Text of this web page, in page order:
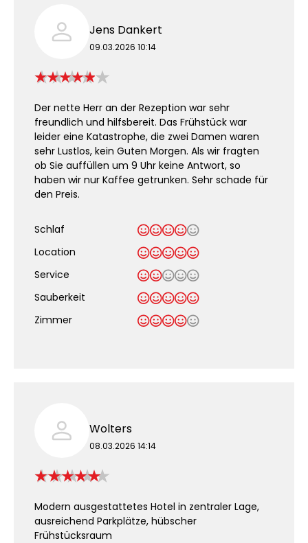
Jens Dankert
09.03.2026 10:14
Der nette Herr an der Rezeption war sehr
freundlich und hilfsbereit. Das Frühstück war
leider eine Katastrophe, die zwei Damen waren
sehr Lustlos, kein Guten Morgen. Als wir fragten
ob Sie auffüllen um 9 Uhr keine Antwort, so
haben wir nur Kaffee getrunken. Sehr schade für
den Preis.
Schlaf
Location
Service
Sauberkeit
Zimmer
Wolters
08.03.2026 14:14
Modern ausgestattetes Hotel in zentraler Lage,
ausreichend Parkplätze, hübscher
Frühstücksraum